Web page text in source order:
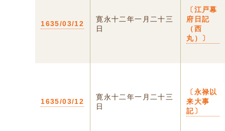
1635/03/12
寛永十二年一月二十三
日
〔江戸幕
府日記
（西
丸）〕
1635/03/12
寛永十二年一月二十三
日
〔永禄以
来大事
記〕